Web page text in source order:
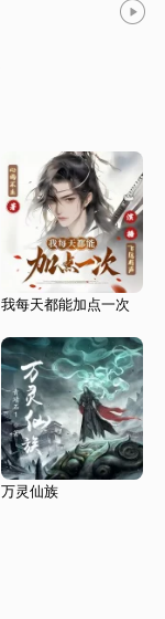
我每天都能加点一次
万灵仙族